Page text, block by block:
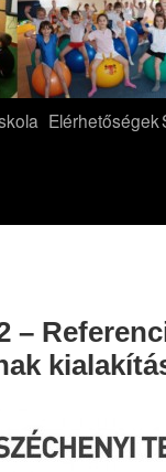
Elérhetőségek
–